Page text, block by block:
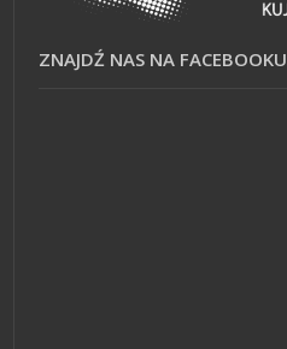
ZNAJDŹ NAS NA FACEBOOKU